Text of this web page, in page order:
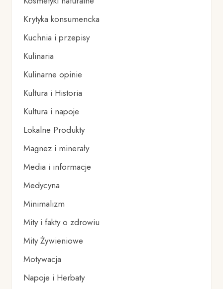
Krytyka konsumencka
Kuchnia i przepisy
Kulinaria
Kulinarne opinie
Kultura i Historia
Kultura i napoje
Lokalne Produkty
Magnez i minerały
Media i informacje
Medycyna
Minimalizm
Mity i fakty o zdrowiu
Mity Żywieniowe
Motywacja
Napoje i Herbaty